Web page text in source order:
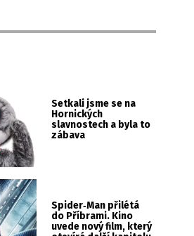
Setkali jsme se na
Hornických
slavnostech a byla to
zábava
Spider‑Man přilétá
do Příbrami. Kino
uvede nový film, který